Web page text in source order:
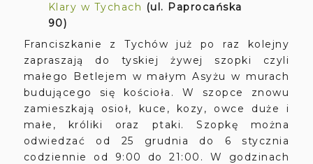
Klary w Tychach (ul. Paprocańska
90)
Franciszkanie z Tychów już po raz kolejny
zapraszają do tyskiej żywej szopki czyli
małego Betlejem w małym Asyżu w murach
budującego się kościoła. W szopce znowu
zamieszkają osioł, kuce, kozy, owce duże i
małe, króliki oraz ptaki. Szopkę można
odwiedzać od 25 grudnia do 6 stycznia
codziennie od 9:00 do 21:00. W godzinach